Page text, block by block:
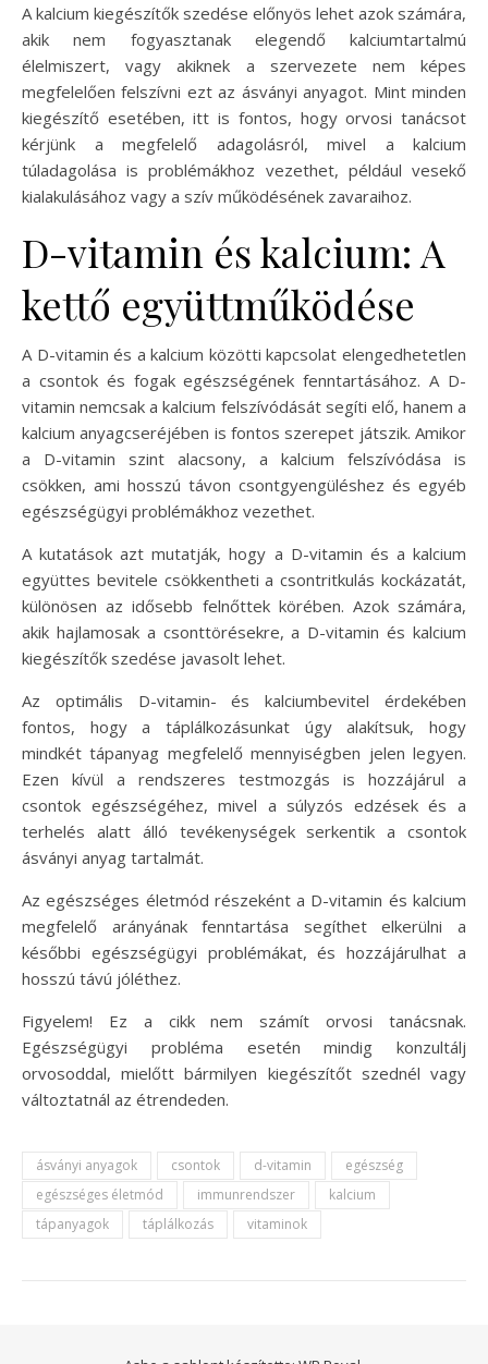
A kalcium kiegészítők szedése előnyös lehet azok számára,
akik nem fogyasztanak elegendő kalciumtartalmú
élelmiszert, vagy akiknek a szervezete nem képes
megfelelően felszívni ezt az ásványi anyagot. Mint minden
kiegészítő esetében, itt is fontos, hogy orvosi tanácsot
kérjünk a megfelelő adagolásról, mivel a kalcium
túladagolása is problémákhoz vezethet, például vesekő
kialakulásához vagy a szív működésének zavaraihoz.
D-vitamin és kalcium: A
kettő együttműködése
A D-vitamin és a kalcium közötti kapcsolat elengedhetetlen
a csontok és fogak egészségének fenntartásához. A D-
vitamin nemcsak a kalcium felszívódását segíti elő, hanem a
kalcium anyagcseréjében is fontos szerepet játszik. Amikor
a D-vitamin szint alacsony, a kalcium felszívódása is
csökken, ami hosszú távon csontgyengüléshez és egyéb
egészségügyi problémákhoz vezethet.
A kutatások azt mutatják, hogy a D-vitamin és a kalcium
együttes bevitele csökkentheti a csontritkulás kockázatát,
különösen az idősebb felnőttek körében. Azok számára,
akik hajlamosak a csonttörésekre, a D-vitamin és kalcium
kiegészítők szedése javasolt lehet.
Az optimális D-vitamin- és kalciumbevitel érdekében
fontos, hogy a táplálkozásunkat úgy alakítsuk, hogy
mindkét tápanyag megfelelő mennyiségben jelen legyen.
Ezen kívül a rendszeres testmozgás is hozzájárul a
csontok egészségéhez, mivel a súlyzós edzések és a
terhelés alatt álló tevékenységek serkentik a csontok
ásványi anyag tartalmát.
Az egészséges életmód részeként a D-vitamin és kalcium
megfelelő arányának fenntartása segíthet elkerülni a
későbbi egészségügyi problémákat, és hozzájárulhat a
hosszú távú jóléthez.
Figyelem! Ez a cikk nem számít orvosi tanácsnak.
Egészségügyi probléma esetén mindig konzultálj
orvosoddal, mielőtt bármilyen kiegészítőt szednél vagy
változtatnál az étrendeden.
ásványi anyagok csontok d-vitamin
egészség
egészséges életmód
immunrendszer
kalcium
tápanyagok
táplálkozás vitaminok